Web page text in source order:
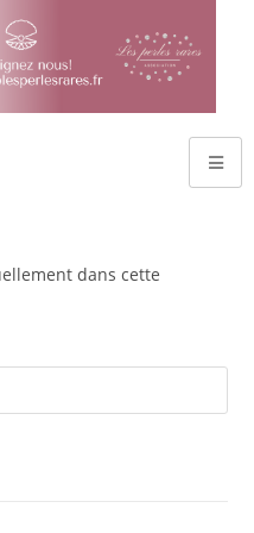
dans cette